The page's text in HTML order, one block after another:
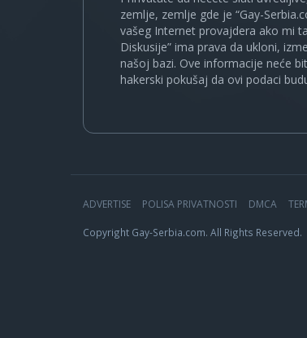
zemlje, zemlje gde je “Gay-
vašeg Internet provajdera ako mi
Diskusije” ima prava da ukloni,
našoj bazi. Ove informacije neće
hakerski pokušaj da ovi podaci
ADVERTISE POLISA PRIVATNOSTI DMCA
Copyright Gay-Serbia.com. All Rights Reserved.